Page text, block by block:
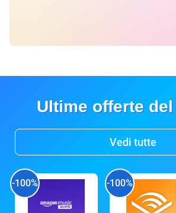
Ultime offerte
Vedi tutte
-100% -100%